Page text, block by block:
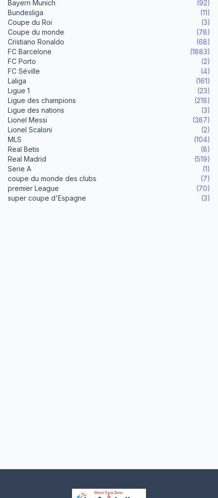
Bayern Munich
(92)
Bundesliga
(11)
Coupe du Roi
(3)
Coupe du monde
(78)
Cristiano Ronaldo
(68)
FC Barcelone
(1883)
FC Porto
(2)
FC Séville
(4)
Laliga
(161)
Ligue 1
(23)
Ligue des champions
(218)
Ligue des nations
(3)
Lionel Messi
(387)
Lionel Scaloni
(2)
MLS
(104)
Real Betis
(8)
Real Madrid
(519)
Serie A
(1)
coupe du monde des clubs
(7)
premier League
(70)
super coupe d'Espagne
(3)